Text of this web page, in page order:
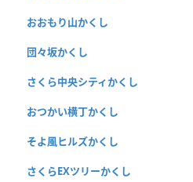
おおもり山かくし
団々坂かくし
さくら中央シティかくし
おつかい横丁かくし
そよ風ヒルズかくし
さくらEXツリーかくし